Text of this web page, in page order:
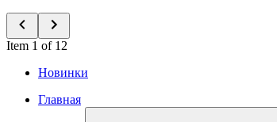
Item 1 of 12
Новинки
Главная